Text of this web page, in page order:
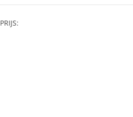
PRIJS: